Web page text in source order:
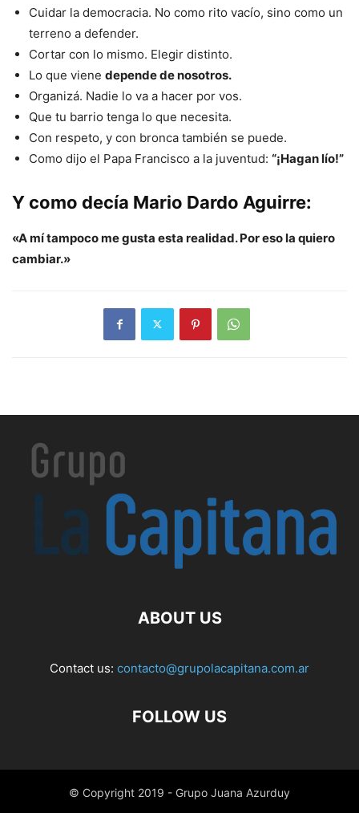
Cuidar la democracia. No como rito vacío, sino como un
terreno a defender.
Cortar con lo mismo. Elegir distinto.
Lo que viene depende de nosotros.
Organizá. Nadie lo va a hacer por vos.
Que tu barrio tenga lo que necesita.
Con respeto, y con bronca también se puede.
Como dijo el Papa Francisco a la juventud: “¡Hagan lío!”
Y como decía Mario Dardo Aguirre:
«A mí tampoco me gusta esta realidad. Por eso la quiero
cambiar.»
ABOUT US
Contact us: contacto@grupolacapitana.com.ar
FOLLOW US
© Copyright 2019 - Grupo Juana Azurduy